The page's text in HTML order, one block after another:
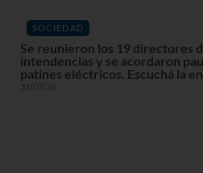
SOCIEDAD
Se reunieron los 19 directores
intendencias y se acordaron
patines eléctricos. Escuchá la
31/07/26